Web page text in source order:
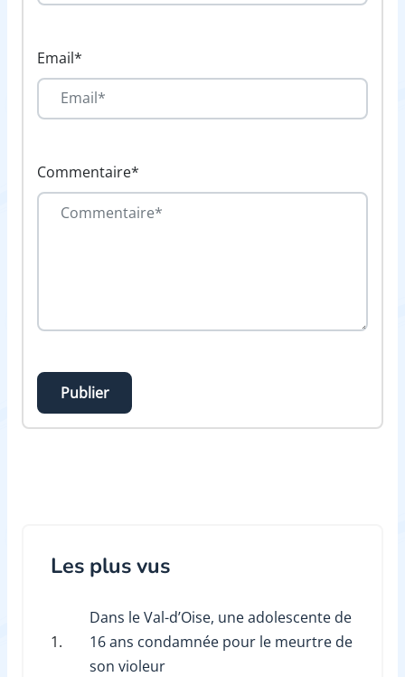
Email*
Commentaire*
Publier
Les plus vus
1.
Dans le Val-d’Oise, une adolescente de
16 ans condamnée pour le meurtre de
son violeur